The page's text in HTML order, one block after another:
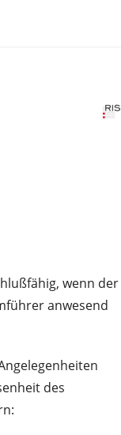
wenn der
anwesend
des